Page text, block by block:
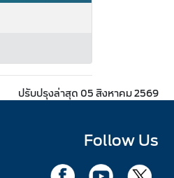
ปรับปรุงล่าสุด 05 สิงหาคม 2569
Follow Us